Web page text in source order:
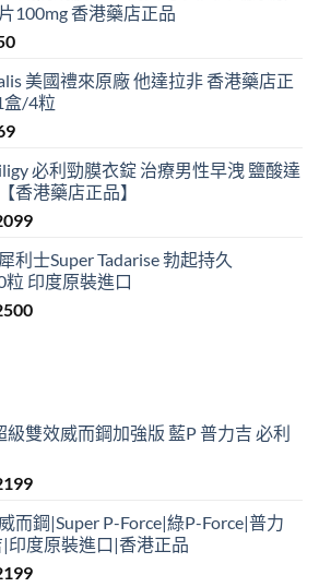
100mg 香港藥店正品
Current
is:
$450.
美國禮來原廠 他達拉非 香港藥店正
盒/4粒
Current
is:
$369.
必利勁膜衣錠 治療男性早洩 鹽酸達
香港藥店正品】
Price
$799
through
$2099
利士Super Tadarise 勃起持久
粒 印度原裝進口
Price
級雙效威而鋼加強版 藍P 普力吉 必利
Price
$399
through
$2199
而鋼|Super P-Force|綠P-Force|普力
印度原裝進口|香港正品
Price